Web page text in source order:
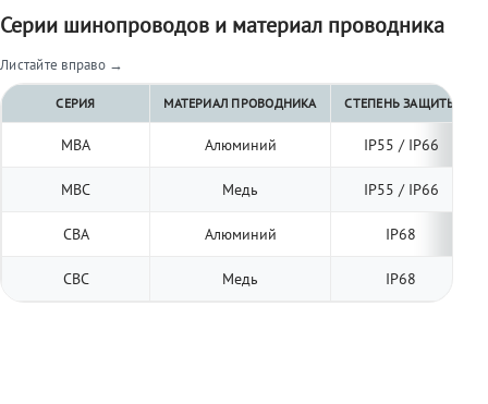
Серии шинопроводов и материал проводника
Листайте вправо →
СЕРИЯ МАТЕРИАЛ ПРОВОДНИКА СТЕПЕНЬ ЗАЩИТЫ
МВА Алюминий IP55 / IP66
МВС Медь IP55 / IP66
СВА Алюминий IP68
СВС Медь IP68